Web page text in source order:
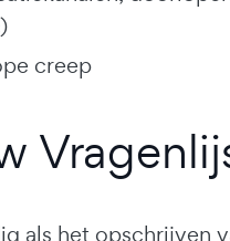
creep
als het opschrijven